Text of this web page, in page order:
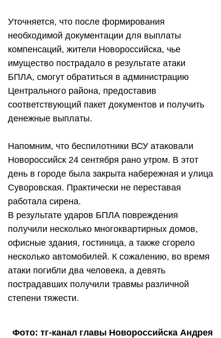
Уточняется, что после формирования
необходимой документации для выплаты
компенсаций, жители Новороссийска, чье
имущество пострадало в результате атаки
БПЛА, смогут обратиться в администрацию
Центрального района, предоставив
соответствующий пакет документов и получить
денежные выплаты.
Напомним, что беспилотники ВСУ атаковали
Новороссийск 24 сентября рано утром. В этот
день в городе была закрыта набережная и улица
Суворовская. Практически не переставая
работала сирена.
В результате ударов БПЛА повреждения
получили несколько многоквартирных домов,
офисные здания, гостиница, а также сгорело
несколько автомобилей. К сожалению, во время
атаки погибли два человека, а девять
пострадавших получили травмы различной
степени тяжести.
Фото: тг-канал главы Новороссийска Андрея